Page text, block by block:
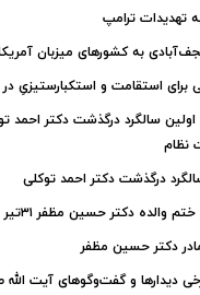
تهدیدات ترامپ
به کشورهای میزبان
برای استقامت و استکبارستیزیِ
سالگرد درگذشت دکتر احمد
درگذشت دکتر احمد توکلی
دکتر حسین مظفر ۳۱تیر ۱۴۰۵
مادر دکتر حسین مظفر
دیدارها و گفت‌وگوهای آیت ‌الله